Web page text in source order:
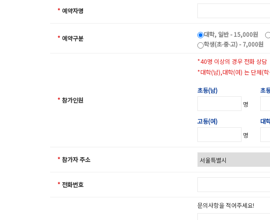
* 예약자명
* 예약구분 대학, 일반 - 15,000원
학생(초∙중∙고) - 7,000원
*참가인원
*40명 이상의 경우 전화 상담
*대학(남),대학(여) 는 단체(
초등(남)
명
초
고등(여)
명
대
*참가자 주소
*전화번호
문의사항을 적어주세요!